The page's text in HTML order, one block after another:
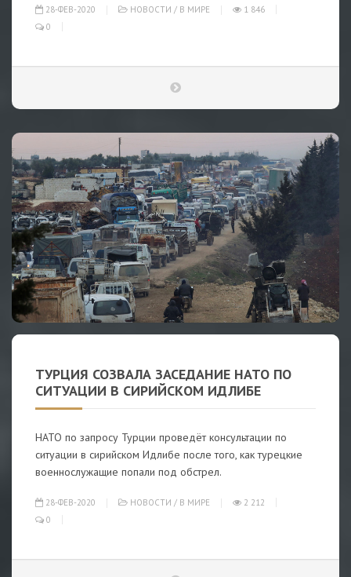
28-ФЕВ-2020 НОВОСТИ / В МИРЕ
1 846
0
ТУРЦИЯ СОЗВАЛА ЗАСЕДАНИЕ НАТО ПО
СИТУАЦИИ В СИРИЙСКОМ ИДЛИБЕ
НАТО по запросу Турции проведёт консультации по
ситуации в сирийском Идлибе после того, как турецкие
военнослужащие попали под обстрел.
28-ФЕВ-2020 НОВОСТИ / В МИРЕ
2 212
0